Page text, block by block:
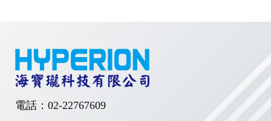
電話： 02-22767609